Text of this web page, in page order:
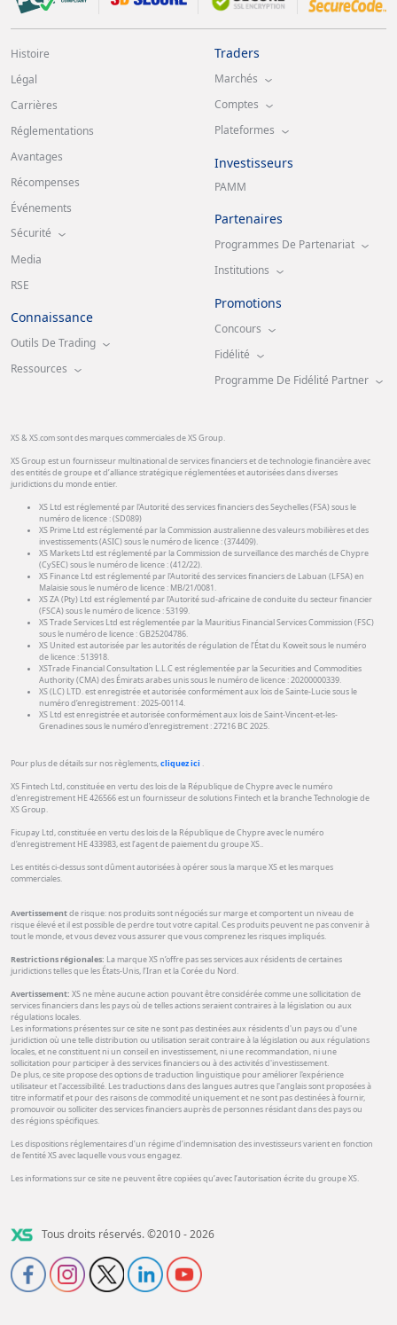
Histoire
Légal
Carrières
Réglementations
Avantages
Récompenses
Événements
Sécurité
Media
RSE
Connaissance
Outils De Trading
Ressources
Traders
Marchés
Comptes
Plateformes
Investisseurs
PAMM
Partenaires
Programmes De Partenariat
Institutions
Promotions
Concours
Fidélité
Programme De Fidélité Partner
XS & XS.com sont des marques commerciales de XS Group.
XS Group est un fournisseur multinational de services financiers et de technologie financière avec
des entités de groupe et d’alliance stratégique réglementées et autorisées dans diverses
juridictions du monde entier.
XS Ltd est réglementé par l'Autorité des services financiers des Seychelles (FSA) sous le
numéro de licence : (SD089)
XS Prime Ltd est réglementé par la Commission australienne des valeurs mobilières et des
investissements (ASIC) sous le numéro de licence : (374409).
XS Markets Ltd est réglementé par la Commission de surveillance des marchés de Chypre
(CySEC) sous le numéro de licence : (412/22).
XS Finance Ltd est réglementé par l'Autorité des services financiers de Labuan (LFSA) en
Malaisie sous le numéro de licence : MB/21/0081.
XS ZA (Pty) Ltd est réglementé par l'Autorité sud-africaine de conduite du secteur financier
(FSCA) sous le numéro de licence : 53199.
XS Trade Services Ltd est réglementée par la Mauritius Financial Services Commission (FSC)
sous le numéro de licence : GB25204786.
XS United est autorisée par les autorités de régulation de l’État du Koweït sous le numéro
de licence : 513918.
XSTrade Financial Consultation L.L.C est réglementée par la Securities and Commodities
Authority (CMA) des Émirats arabes unis sous le numéro de licence : 20200000339.
XS (LC) LTD. est enregistrée et autorisée conformément aux lois de Sainte-Lucie sous le
numéro d’enregistrement : 2025-00114.
XS Ltd est enregistrée et autorisée conformément aux lois de Saint-Vincent-et-les-
Grenadines sous le numéro d’enregistrement : 27216 BC 2025.
Pour plus de détails sur nos règlements,cliquez ici .
XS Fintech Ltd, constituée en vertu des lois de la République de Chypre avec le numéro
d’enregistrement HE 426566 est un fournisseur de solutions Fintech et la branche Technologie de
XS Group.
Ficupay Ltd, constituée en vertu des lois de la République de Chypre avec le numéro
d’enregistrement HE 433983, est l’agent de paiement du groupe XS..
Les entités ci-dessus sont dûment autorisées à opérer sous la marque XS et les marques
commerciales.
Avertissementde risque: nos produits sont négociés sur marge et comportent un niveau de
risque élevé et il est possible de perdre tout votre capital. Ces produits peuvent ne pas convenir à
tout le monde, et vous devez vous assurer que vous comprenez les risques impliqués.
Restrictions régionales: La marque XS n’offre pas ses services aux résidents de certaines
juridictions telles que les États-Unis, l’Iran et la Corée du Nord.
Avertissement: XS ne mène aucune action pouvant être considérée comme une sollicitation de
services financiers dans les pays où de telles actions seraient contraires à la législation ou aux
régulations locales.
Les informations présentes sur ce site ne sont pas destinées aux résidents d'un pays ou d'une
juridiction où une telle distribution ou utilisation serait contraire à la législation ou aux régulations
locales, et ne constituent ni un conseil en investissement, ni une recommandation, ni une
sollicitation pour participer à des services financiers ou à des activités d'investissement.
De plus, ce site propose des options de traduction linguistique pour améliorer l'expérience
utilisateur et l'accessibilité. Les traductions dans des langues autres que l'anglais sont proposées à
titre informatif et pour des raisons de commodité uniquement et ne sont pas destinées à fournir,
promouvoir ou solliciter des services financiers auprès de personnes résidant dans des pays ou
des régions spécifiques.
Les dispositions réglementaires d’un régime d’indemnisation des investisseurs varient en fonction
de l’entité XS avec laquelle vous vous engagez.
Les informations sur ce site ne peuvent être copiées qu’avec l’autorisation écrite du groupe XS.
Tous droits réservés. ©2010 - 2026